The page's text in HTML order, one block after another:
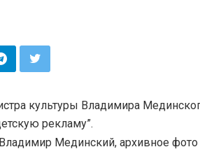
культуры Владимира
рекламу”.